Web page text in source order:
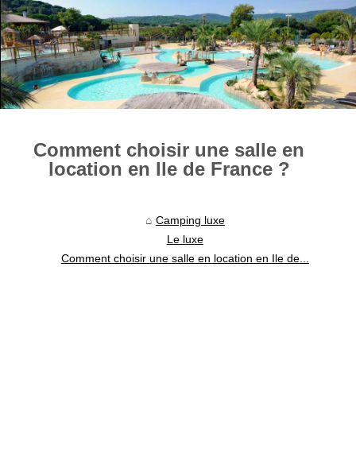
Comment choisir une salle en
location en Ile de France ?
Camping luxe
Le luxe
Comment choisir une salle en location en Ile de...